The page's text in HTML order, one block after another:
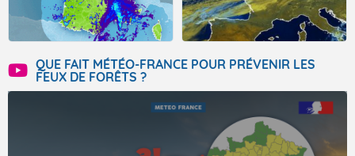
QUE FAIT MÉTÉO-FRANCE POUR PRÉVENIR LES
FEUX DE FORÊTS ?